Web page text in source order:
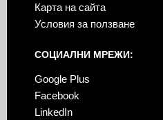
Карта на сайта
Условия за ползване
СОЦИАЛНИ МРЕЖИ:
Google Plus
Facebook
LinkedIn